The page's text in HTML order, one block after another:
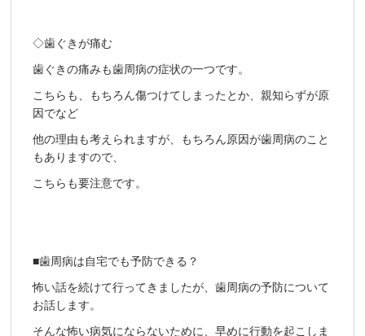
◇歯ぐきが痛む
歯ぐきの痛みも歯周病の症状の一つです。
こちらも、もちろん傷つけてしまったとか、親知らずが原
因でなど
他の理由も考えられますが、もちろん原因が歯周病のこと
もありますので、
こちらも要注意です。
■歯周病は自宅でも予防できる？
怖い話を続けて行ってきましたが、歯周病の予防について
お話します。
そんな怖い病気にならないために、早めに行動を起こしま